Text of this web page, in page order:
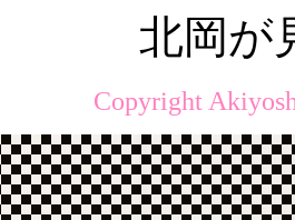
北岡が
Copyright